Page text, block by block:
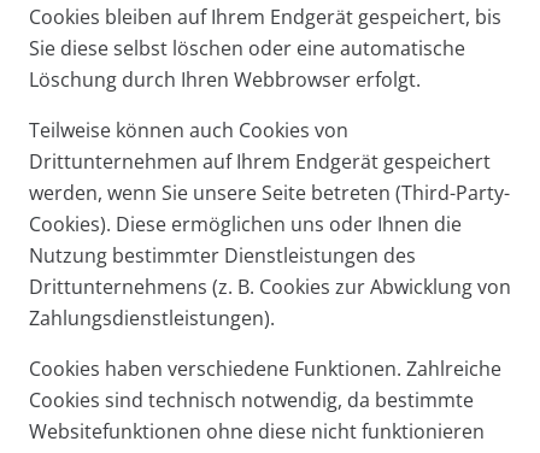
Cookies bleiben auf Ihrem Endgerät gespeichert, bis
Sie diese selbst löschen oder eine automatische
Löschung durch Ihren Webbrowser erfolgt.
Teilweise können auch Cookies von
Drittunternehmen auf Ihrem Endgerät gespeichert
werden, wenn Sie unsere Seite betreten (Third-Party-
Cookies). Diese ermöglichen uns oder Ihnen die
Nutzung bestimmter Dienstleistungen des
Drittunternehmens (z. B. Cookies zur Abwicklung von
Zahlungsdienstleistungen).
Cookies haben verschiedene Funktionen. Zahlreiche
Cookies sind technisch notwendig, da bestimmte
Websitefunktionen ohne diese nicht funktionieren